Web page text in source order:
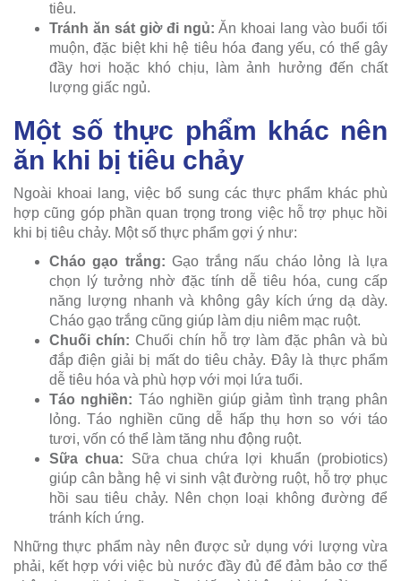
tiêu.
Tránh ăn sát giờ đi ngủ: Ăn khoai lang vào buổi tối
muộn, đặc biệt khi hệ tiêu hóa đang yếu, có thể gây
đầy hơi hoặc khó chịu, làm ảnh hưởng đến chất
lượng giấc ngủ.
Một số thực phẩm khác nên
ăn khi bị tiêu chảy
Ngoài khoai lang, việc bổ sung các thực phẩm khác phù
hợp cũng góp phần quan trọng trong việc hỗ trợ phục hồi
khi bị tiêu chảy. Một số thực phẩm gợi ý như:
Cháo gạo trắng: Gạo trắng nấu cháo lỏng là lựa
chọn lý tưởng nhờ đặc tính dễ tiêu hóa, cung cấp
năng lượng nhanh và không gây kích ứng dạ dày.
Cháo gạo trắng cũng giúp làm dịu niêm mạc ruột.
Chuối chín: Chuối chín hỗ trợ làm đặc phân và bù
đắp điện giải bị mất do tiêu chảy. Đây là thực phẩm
dễ tiêu hóa và phù hợp với mọi lứa tuổi.
Táo nghiền: Táo nghiền giúp giảm tình trạng phân
lỏng. Táo nghiền cũng dễ hấp thụ hơn so với táo
tươi, vốn có thể làm tăng nhu động ruột.
Sữa chua: Sữa chua chứa lợi khuẩn (probiotics)
giúp cân bằng hệ vi sinh vật đường ruột, hỗ trợ phục
hồi sau tiêu chảy. Nên chọn loại không đường để
tránh kích ứng.
Những thực phẩm này nên được sử dụng với lượng vừa
phải, kết hợp với việc bù nước đầy đủ để đảm bảo cơ thể